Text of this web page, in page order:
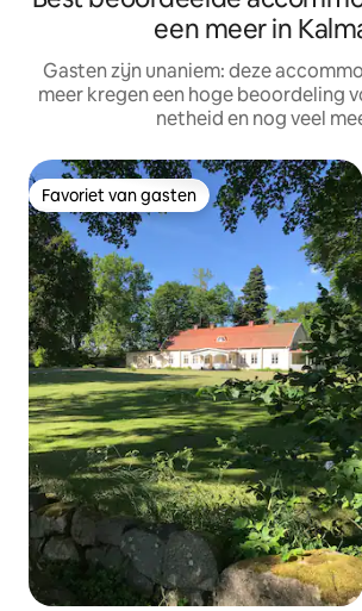
een meer in
Gasten zijn unaniem: deze
meer kregen een hoge beoordeling
netheid en nog veel
Favoriet van gasten
Favoriet van gasten